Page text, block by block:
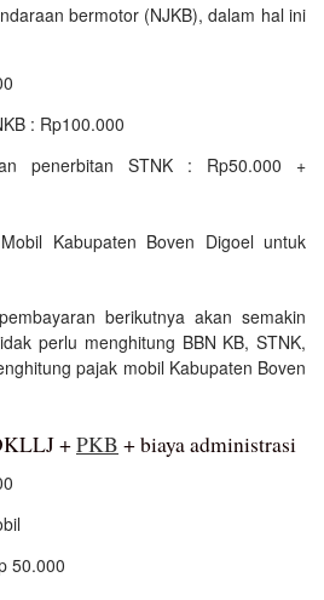
bermotor (NJKB), dalam hal ini
: Rp100.000
penerbitan STNK : Rp50.000 +
Kabupaten Boven Digoel untuk
berikutnya akan semakin
perlu menghitung BBN KB, STNK,
pajak mobil Kabupaten Boven
+PKB + biaya administrasi
50.000